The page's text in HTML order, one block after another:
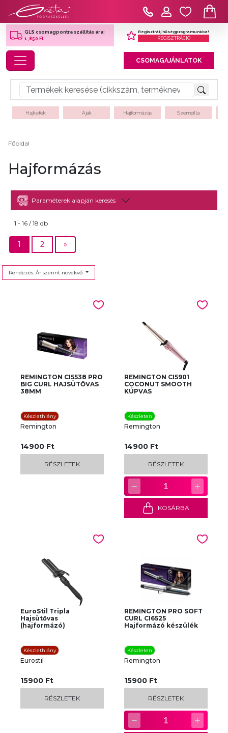
GLS csomagpontra szállítás ára:
1,850 Ft
Regisztrálj hűségprogramunkba!
REGISZTRÁCIÓ
Toggle navigation CSOMAGAJÁNLATOK
Hajkefék Ajak Hajformázás Szempilla
Főoldal
Hajformázás
Paraméterek alapján keresés
1 - 16 / 18 db
1 2 »
Rendezés: Ár szerint növekvő
REMINGTON CI5538 PRO
BIG CURL HAJSÜTŐVAS
38MM
Készlethiány
Remington
14900 Ft
RÉSZLETEK
REMINGTON CI5901
COCONUT SMOOTH
KÚPVAS
Készleten
Remington
14900 Ft
RÉSZLETEK
− 1 +
KOSÁRBA
EuroStil Tripla
Hajsütővas
(hajformázó)
Készlethiány
Eurostil
15900 Ft
RÉSZLETEK
REMINGTON PRO SOFT
CURL CI6525
Hajformázó készülék
Készleten
Remington
15900 Ft
RÉSZLETEK
− 1 +